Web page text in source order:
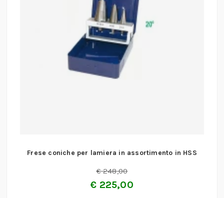
Frese coniche per lamiera in assortimento in HSS
€248,00
€ 225,00